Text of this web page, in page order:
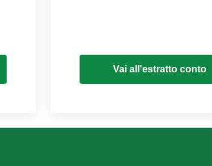
Vai all'estratto conto